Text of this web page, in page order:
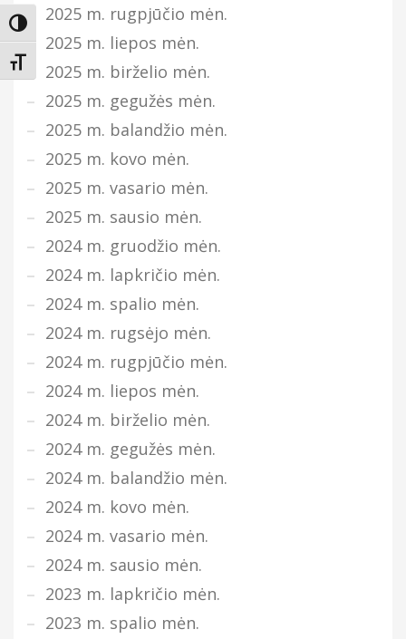
Įjungti didesnį kontrastą
Keisti teksto dydį
2025 m. rugpjūčio mėn.
2025 m. liepos mėn.
2025 m. birželio mėn.
2025 m. gegužės mėn.
2025 m. balandžio mėn.
2025 m. kovo mėn.
2025 m. vasario mėn.
2025 m. sausio mėn.
2024 m. gruodžio mėn.
2024 m. lapkričio mėn.
2024 m. spalio mėn.
2024 m. rugsėjo mėn.
2024 m. rugpjūčio mėn.
2024 m. liepos mėn.
2024 m. birželio mėn.
2024 m. gegužės mėn.
2024 m. balandžio mėn.
2024 m. kovo mėn.
2024 m. vasario mėn.
2024 m. sausio mėn.
2023 m. lapkričio mėn.
2023 m. spalio mėn.